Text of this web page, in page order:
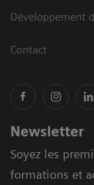
Développement
Contact
Newsletter
Soyez les
formations et